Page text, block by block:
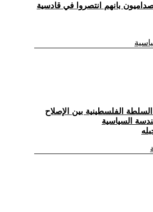
بانهم انتصروا في قادسية
السلطة الفلسطينية بين الإصلاح
السياسية